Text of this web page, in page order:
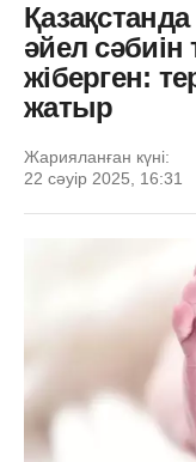
әйел
жіберген:
жатыр
Жарияланған күні:
22 сәуір 2025, 16:31